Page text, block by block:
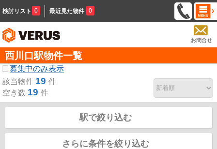
検討リスト 0 最近見た物件 0
お問合せ
西川口駅物件一覧
募集中のみ表示
該当物件 19 件
空き数 19 件
駅で絞り込む
さらに条件を絞り込む